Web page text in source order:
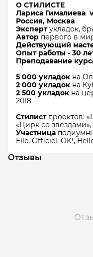
О СТИЛИСТЕ
Лариса​ Гималиева​
Россия, Москва
Экспертукладок,
Автор первого в
Действующий
Опыт работы - 30
Преподавание
5 000 укладок на
2 000 укладок на
2 500 укладок на
2018​
Стилистпроектов:
«Цирк со
Участница
Elle, Officiel, OK!,
Отзывы